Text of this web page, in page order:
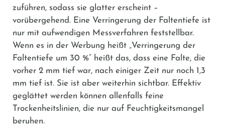
zuführen, sodass sie glatter erscheint –
vorübergehend. Eine Verringerung der Faltentiefe ist
nur mit aufwendigen Messverfahren feststellbar.
Wenn es in der Werbung heißt „Verringerung der
Faltentiefe um 30 %“ heißt das, dass eine Falte, die
vorher 2 mm tief war, nach einiger Zeit nur noch 1,3
mm tief ist. Sie ist aber weiterhin sichtbar. Effektiv
geglättet werden können allenfalls feine
Trockenheitslinien, die nur auf Feuchtigkeitsmangel
beruhen.